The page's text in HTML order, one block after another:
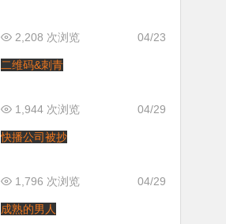
04/23
2,208 次浏览
二维码&刺青
04/29
1,944 次浏览
快播公司被抄
04/29
1,796 次浏览
成熟的男人